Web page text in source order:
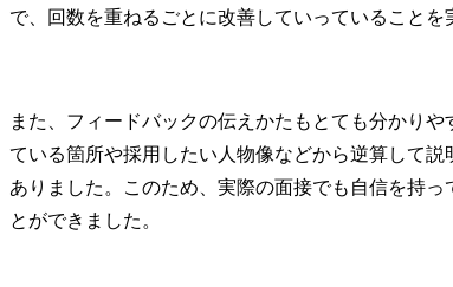
で、回数を重ねるごとに改善していっていることを
また、フィードバックの伝えかたもとても分かり
ている箇所や採用したい人物像などから逆算して
ありました。このため、実際の面接でも自信を持っ
とができました。